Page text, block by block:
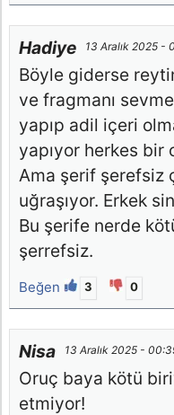
Hadiye 13 Aralık 2025 -
Böyle giderse
ve fragmanı
yapıp adil içeri
yapıyor herkes bir
Ama şerif şerefsiz
uğraşıyor. Erkek
Bu şerife nerde
şerrefsiz.
Beğen 3 0
Nisa 13 Aralık 2025 -
Oruç baya kötü
etmiyor!